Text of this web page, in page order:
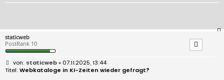
staticweb
PostRank 10
B
e
staticweb» 07.11.2025, 13:44
Webkataloge in KI-Zeiten wieder gefragt?